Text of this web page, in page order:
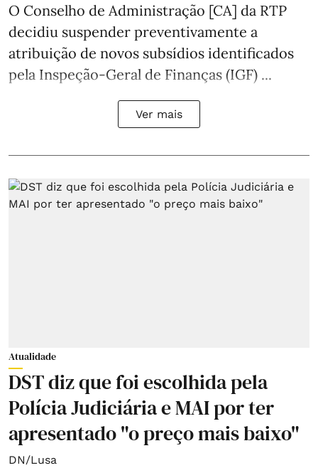
O Conselho de Administração [CA] da RTP
decidiu suspender preventivamente a
atribuição de novos subsídios identificados
pela Inspeção-Geral de Finanças (IGF) ...
Ver mais
Atualidade
DST diz que foi escolhida pela
Polícia Judiciária e MAI por ter
apresentado "o preço mais baixo"
DN/Lusa